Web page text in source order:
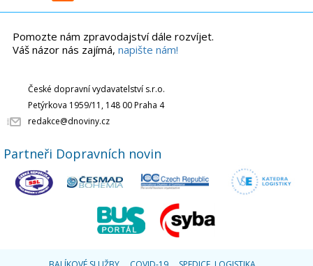
Pomozte nám zpravodajství dále rozvíjet.
Váš názor nás zajímá, napište nám!
České dopravní vydavatelství s.r.o.
Petýrkova 1959/11, 148 00 Praha 4
redakce@dnoviny.cz
Partneři Dopravních novin